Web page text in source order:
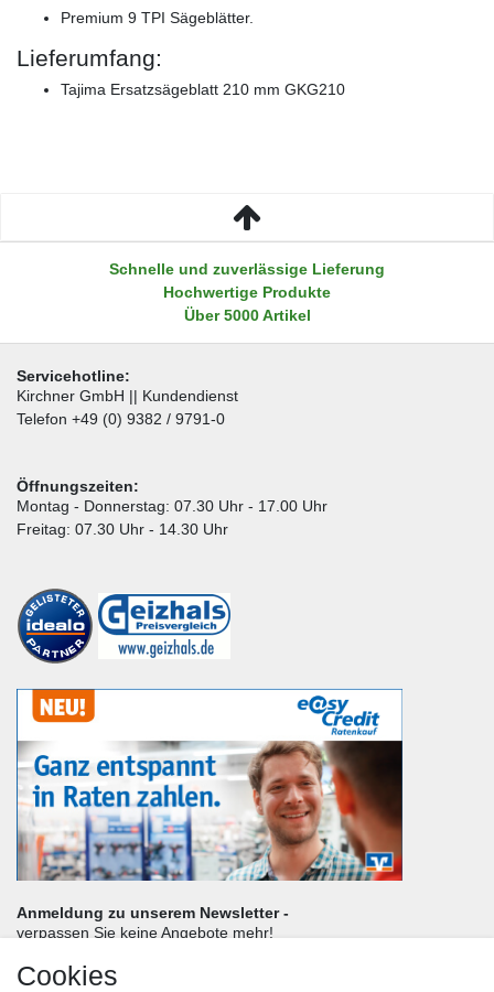
Premium 9 TPI Sägeblätter.
Lieferumfang:
Tajima Ersatzsägeblatt 210 mm GKG210
Schnelle und zuverlässige Lieferung
Hochwertige Produkte
Über 5000 Artikel
Servicehotline:
Kirchner GmbH || Kundendienst
Telefon +49 (0) 9382 / 9791-0
Öffnungszeiten:
Montag - Donnerstag: 07.30 Uhr - 17.00 Uhr
Freitag: 07.30 Uhr - 14.30 Uhr
Anmeldung zu unserem Newsletter -
verpassen Sie keine Angebote mehr!
Cookies